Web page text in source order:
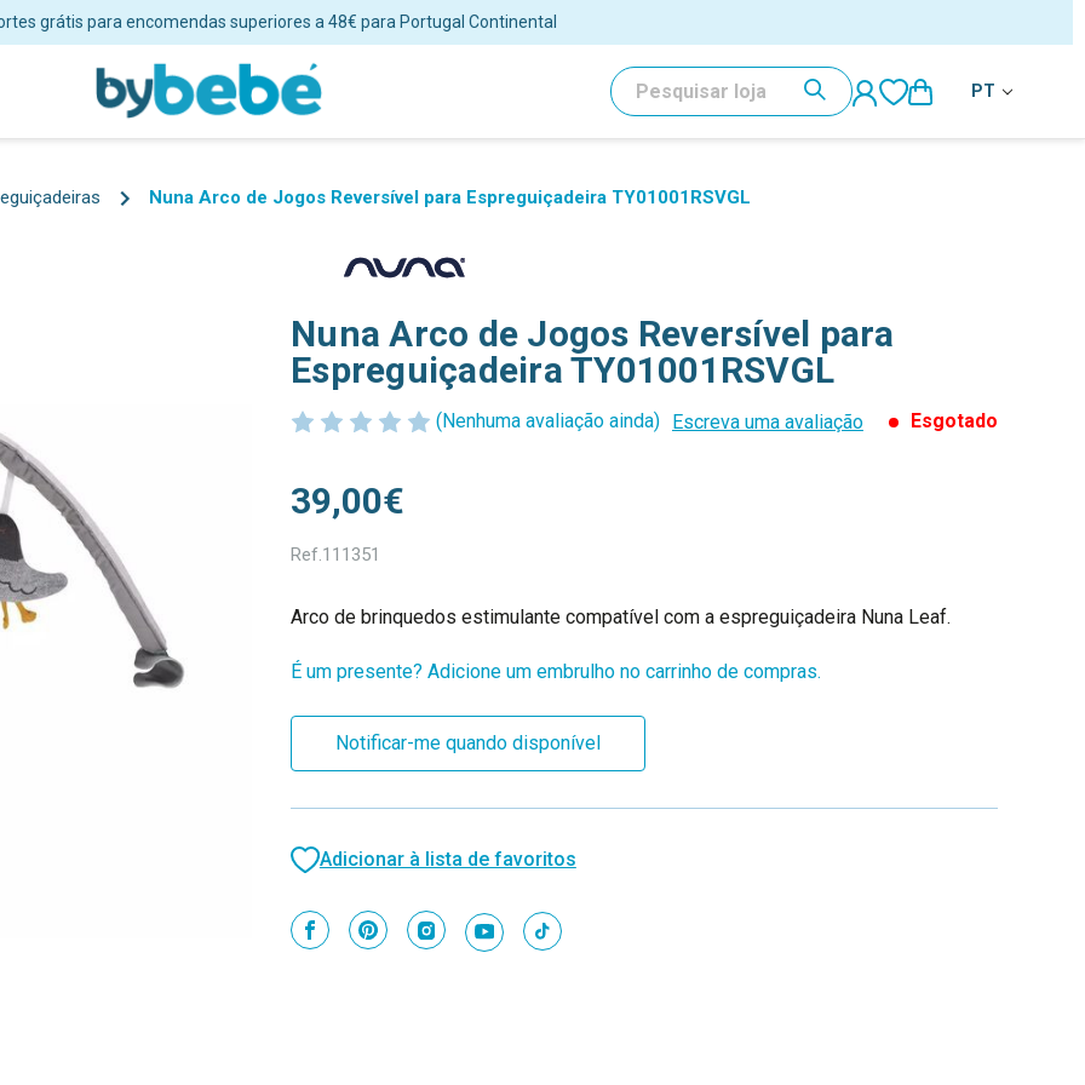
grátis para encomendas superiores a 48€ para Portugal Continental
PESQUISAR
PT
Nuna Arco de Jogos Reversível para Espreguiçadeira TY01001RSVGL
Nuna Arco de Jogos Reversível para
Espreguiçadeira TY01001RSVGL
(Nenhuma avaliação ainda) Escreva uma avaliação Esgotado
39,00€
Ref.111351
Arco de brinquedos estimulante compatível com a espreguiçadeira Nuna Leaf.
É um presente? Adicione um embrulho no carrinho de compras.
Notificar-me quando disponível
Adicionar à lista de favoritos